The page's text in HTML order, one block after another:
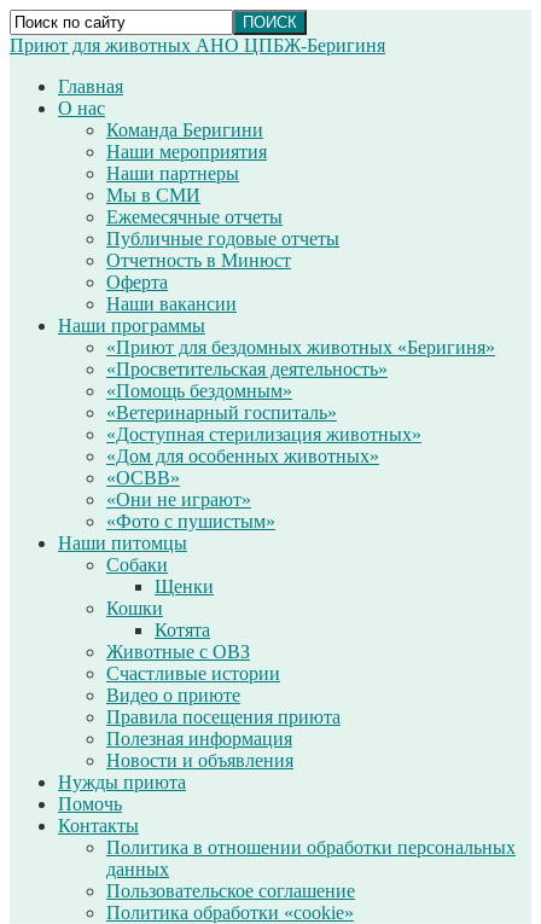
Приют для животных АНО ЦПБЖ-Беригиня
Главная
О нас
Команда Беригини
Наши мероприятия
Наши партнеры
Мы в СМИ
Ежемесячные отчеты
Публичные годовые отчеты
Отчетность в Минюст
Оферта
Наши вакансии
Наши программы
«Приют для бездомных животных «Беригиня»
«Просветительская деятельность»
«Помощь бездомным»
«Ветеринарный госпиталь»
«Доступная стерилизация животных»
«Дом для особенных животных»
«ОСВВ»
«Они не играют»
«Фото с пушистым»
Наши питомцы
Собаки
Щенки
Кошки
Котята
Животные с ОВЗ
Счастливые истории
Видео о приюте
Правила посещения приюта
Полезная информация
Новости и объявления
Нужды приюта
Помочь
Контакты
Политика в отношении обработки персональных
данных
Пользовательское соглашение
Политика обработки «cookie»